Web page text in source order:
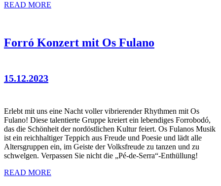
READ MORE
Forró Konzert mit Os Fulano
15.12.2023
Erlebt mit uns eine Nacht voller vibrierender Rhythmen mit Os
Fulano! Diese talentierte Gruppe kreiert ein lebendiges Forrobodó,
das die Schönheit der nordöstlichen Kultur feiert. Os Fulanos Musik
ist ein reichhaltiger Teppich aus Freude und Poesie und lädt alle
Altersgruppen ein, im Geiste der Volksfreude zu tanzen und zu
schwelgen. Verpassen Sie nicht die „Pé-de-Serra“-Enthüllung!
READ MORE